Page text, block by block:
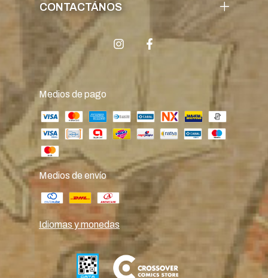
CONTACTÁNOS
Medios de pago
Medios de envío
Idiomas y monedas